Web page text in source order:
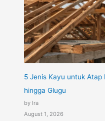
5 Jenis Kayu untuk Atap
hingga Glugu
by Ira
August 1, 2026